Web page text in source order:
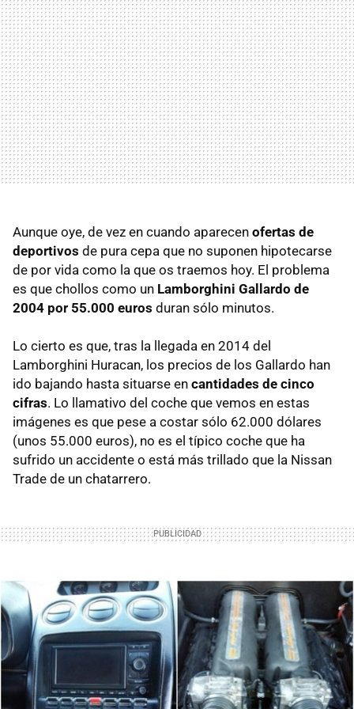
Aunque oye, de vez en cuando aparecen ofertas de
deportivos de pura cepa que no suponen hipotecarse
de por vida como la que os traemos hoy. El problema
es que chollos como un Lamborghini Gallardo de
2004 por 55.000 euros duran sólo minutos.
Lo cierto es que, tras la llegada en 2014 del
Lamborghini Huracan, los precios de los Gallardo han
ido bajando hasta situarse en cantidades de cinco
cifras. Lo llamativo del coche que vemos en estas
imágenes es que pese a costar sólo 62.000 dólares
(unos 55.000 euros), no es el típico coche que ha
sufrido un accidente o está más trillado que la Nissan
Trade de un chatarrero.